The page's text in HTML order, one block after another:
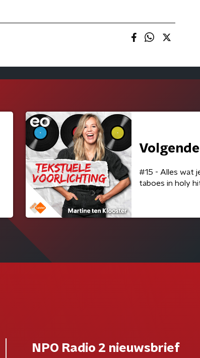
Volgende
#15 - Alles wat
taboes in holy
NPO Radio 2 nieuwsbrief